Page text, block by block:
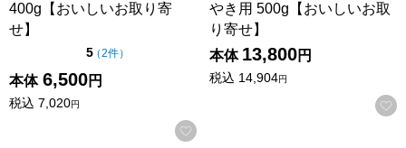
400g【おいしいお取り寄
せ】
5点（5点満点中）
（2件の評価
）
本体 6,500円
税込 7,020円
お気に入りに登録する
やき用 500g【おいしいお取
り寄せ】
本体 13,800円
税込 14,904円